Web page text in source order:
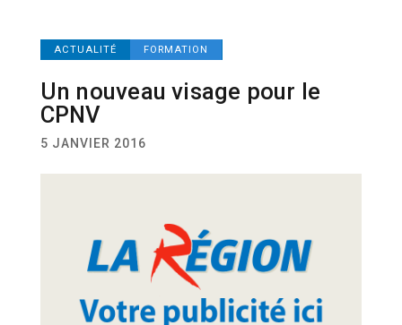
ACTUALITÉ FORMATION
Un nouveau visage pour le
CPNV
5 JANVIER 2016